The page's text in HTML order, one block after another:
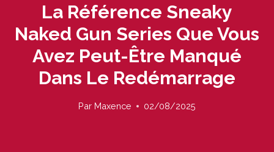
La Référence Sneaky
Naked Gun Series Que Vous
Avez Peut-Être Manqué
Dans Le Redémarrage
Par Maxence 02/08/2025